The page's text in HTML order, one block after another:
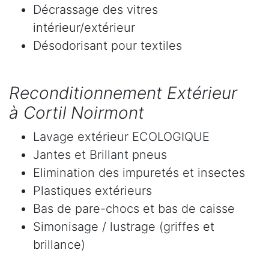
Décrassage des vitres
intérieur/extérieur
Désodorisant pour textiles
Reconditionnement Extérieur
à Cortil Noirmont
Lavage extérieur ECOLOGIQUE
Jantes et Brillant pneus
Elimination des impuretés et insectes
Plastiques extérieurs
Bas de pare-chocs et bas de caisse
Simonisage / lustrage (griffes et
brillance)